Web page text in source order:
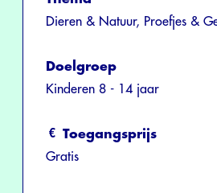
Dieren & Natuur, Proefjes &
Doelgroep
Kinderen 8 - 14 jaar
Toegangsprijs
Gratis